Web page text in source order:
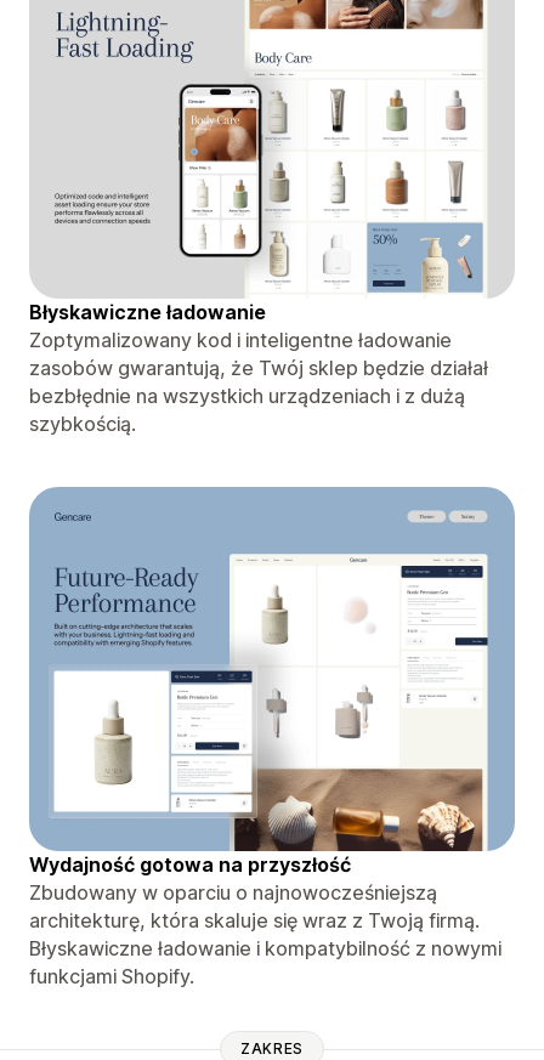
Błyskawiczne ładowanie
Zoptymalizowany kod i inteligentne ładowanie
zasobów gwarantują, że Twój sklep będzie działał
bezbłędnie na wszystkich urządzeniach i z dużą
szybkością.
Wydajność gotowa na przyszłość
Zbudowany w oparciu o najnowocześniejszą
architekturę, która skaluje się wraz z Twoją firmą.
Błyskawiczne ładowanie i kompatybilność z nowymi
funkcjami Shopify.
ZAKRES